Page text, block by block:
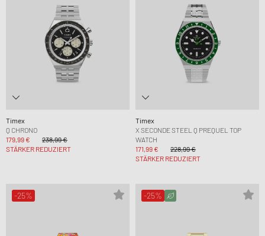
Timex
Q CHRONO
179,99 €
238,99 €
STÄRKER REDUZIERT
Timex
X SECONDE STEEL Q PREQUEL TOP
WATCH
171,99 €
228,99 €
STÄRKER REDUZIERT
-25% -25%